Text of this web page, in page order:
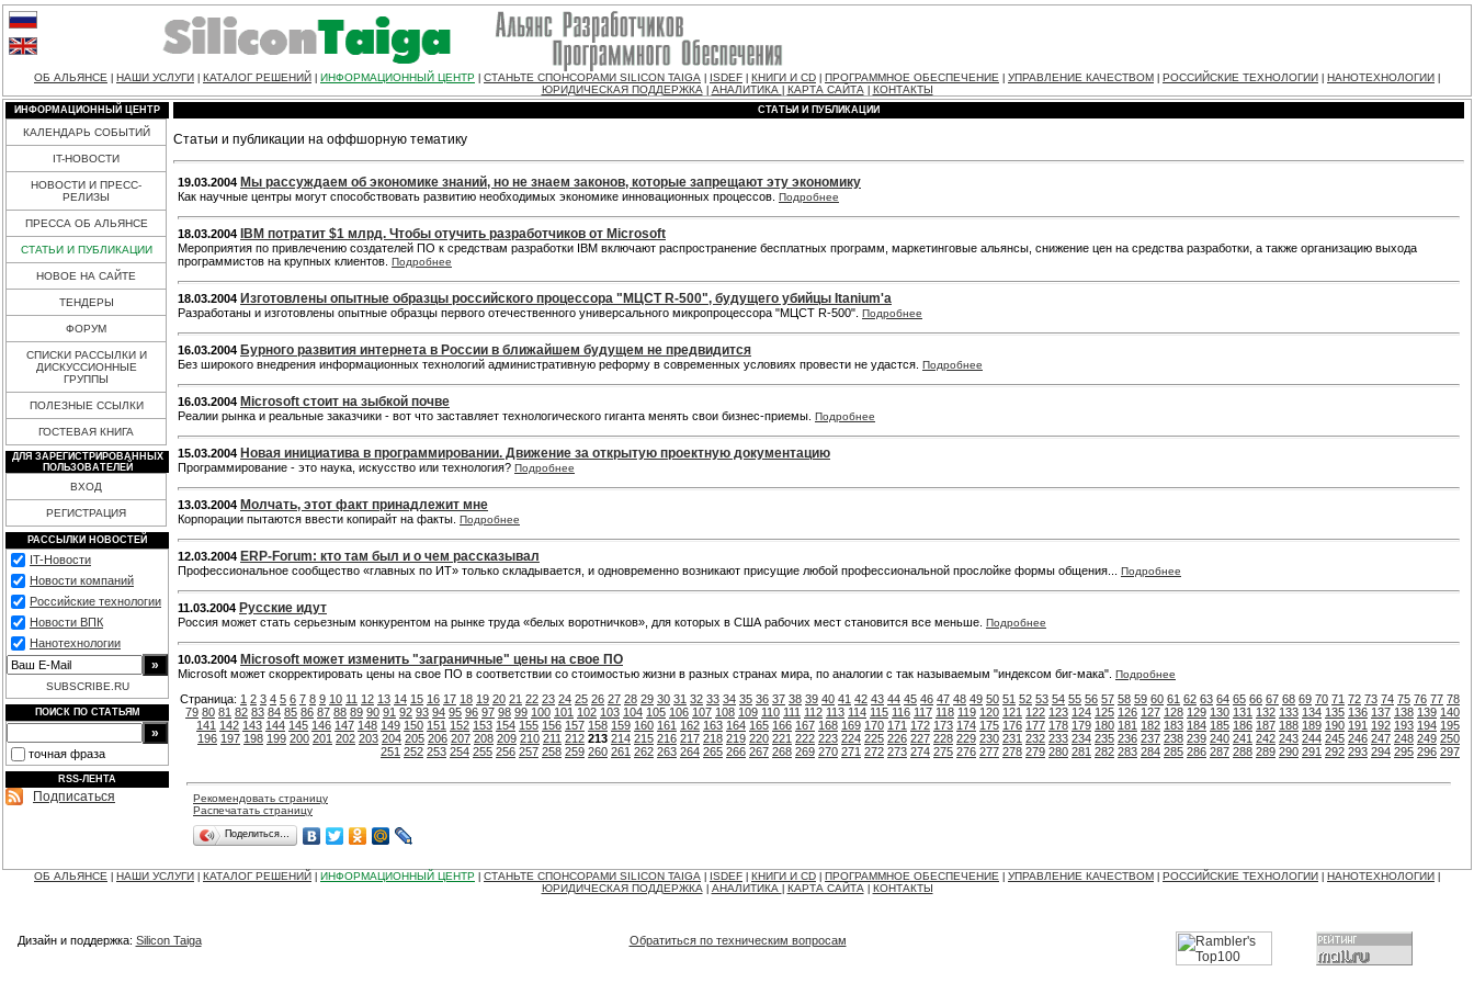
ОБ АЛЬЯНСЕ НАШИ УСЛУГИ КАТАЛОГ РЕШЕНИЙ ИНФОРМАЦИОННЫЙ ЦЕНТР СТАНЬТЕ СПОНСОРАМИ SILICON TAIGA ISDEF КНИГИ И CD ПРОГРАММНОЕ ОБЕСПЕЧЕНИЕ УПРАВЛЕНИЕ КАЧЕСТВОМ РОССИЙСКИЕ ТЕХНОЛОГИИ НАНОТЕХНОЛОГИИ
ЮРИДИЧЕСКАЯ ПОДДЕРЖКА| АНАЛИТИКА КАРТА САЙТА| КОНТАКТЫ
ИНФОРМАЦИОННЫЙ ЦЕНТР
КАЛЕНДАРЬ СОБЫТИЙ
IT-НОВОСТИ
НОВОСТИ И ПРЕСС-
РЕЛИЗЫ
ПРЕССА ОБ АЛЬЯНСЕ
СТАТЬИ И ПУБЛИКАЦИИ
НОВОЕ НА САЙТЕ
ТЕНДЕРЫ
ФОРУМ
СПИСКИ РАССЫЛКИ И
ДИСКУССИОННЫЕ
ГРУППЫ
ПОЛЕЗНЫЕ ССЫЛКИ
ГОСТЕВАЯ КНИГА
ДЛЯ ЗАРЕГИСТРИРОВАННЫХ
ПОЛЬЗОВАТЕЛЕЙ
ВХОД
РЕГИСТРАЦИЯ
РАССЫЛКИ НОВОСТЕЙ
IT-Новости
Новости компаний
Российские технологии
Новости ВПК
Нанотехнологии
SUBSCRIBE.RU
ПОИСК ПО СТАТЬЯМ
точная фраза
RSS-ЛЕНТА
Подписаться
СТАТЬИ И ПУБЛИКАЦИИ
Статьи и публикации на оффшорную тематику
19.03.2004 Мы рассуждаем об экономике знаний, но не знаем законов, которые запрещают эту экономику
Как научные центры могут способствовать развитию необходимых экономике инновационных процессов. Подробнее
18.03.2004 IBM потратит $1 млрд. Чтобы отучить разработчиков от Microsoft
Мероприятия по привлечению создателей ПО к средствам разработки IBM включают распространение бесплатных программ, маркетинговые альянсы, снижение цен на средства разработки, а также организацию выхода
программистов на крупных клиентов. Подробнее
18.03.2004 Изготовлены опытные образцы российского процессора "МЦСТ R-500", будущего убийцы Itanium'а
Разработаны и изготовлены опытные образцы первого отечественного универсального микропроцессора "МЦСТ R-500". Подробнее
16.03.2004 Бурного развития интернета в России в ближайшем будущем не предвидится
Без широкого внедрения информационных технологий административную реформу в современных условиях провести не удастся. Подробнее
16.03.2004 Microsoft стоит на зыбкой почве
Реалии рынка и реальные заказчики - вот что заставляет технологического гиганта менять свои бизнес-приемы. Подробнее
15.03.2004 Новая инициатива в программировании. Движение за открытую проектную документацию
Программирование - это наука, искусство или технология? Подробнее
13.03.2004 Молчать, этот факт принадлежит мне
Корпорации пытаются ввести копирайт на факты. Подробнее
12.03.2004 ERP-Forum: кто там был и о чем рассказывал
Профессиональное сообщество «главных по ИТ» только складывается, и одновременно возникают присущие любой профессиональной прослойке формы общения... Подробнее
11.03.2004 Русские идут
Россия может стать серьезным конкурентом на рынке труда «белых воротничков», для которых в США рабочих мест становится все меньше. Подробнее
10.03.2004 Microsoft может изменить "заграничные" цены на свое ПО
Microsoft может скорректировать цены на свое ПО в соответствии со стоимостью жизни в разных странах мира, по аналогии с так называемым "индексом биг-мака". Подробнее
Страница: 1 2 3 4 5 6 7 8 9 10 11 12 13 14 15 16 17 18 19 20 21 22 23 24 25 26 27 28 29 30 31 32 33 34 35 36 37 38 39 40 41 42 43 44 45 46 47 48 49 50 51 52 53 54 55 56 57 58 59 60 61 62 63 64 65 66 67 68 69 70 71 72 73 74 75 76 77 78
79 80 81 82 83 84 85 86 87 88 89 90 91 92 93 94 95 96 97 98 99 100 101 102 103 104 105 106 107 108 109 110 111 112 113 114 115 116 117 118 119 120 121 122 123 124 125 126 127 128 129 130 131 132 133 134 135 136 137 138 139 140
141 142 143 144 145 146 147 148 149 150 151 152 153 154 155 156 157 158 159 160 161 162 163 164 165 166 167 168 169 170 171 172 173 174 175 176 177 178 179 180 181 182 183 184 185 186 187 188 189 190 191 192 193 194 195
196 197 198 199 200 201 202 203 204 205 206 207 208 209 210 211 212 213 214 215 216 217 218 219 220 221 222 223 224 225 226 227 228 229 230 231 232 233 234 235 236 237 238 239 240 241 242 243 244 245 246 247 248 249 250
251 252 253 254 255 256 257 258 259 260 261 262 263 264 265 266 267 268 269 270 271 272 273 274 275 276 277 278 279 280 281 282 283 284 285 286 287 288 289 290 291 292 293 294 295 296 297
Рекомендовать страницу
Распечатать страницу
Поделиться…
ОБ АЛЬЯНСЕ НАШИ УСЛУГИ КАТАЛОГ РЕШЕНИЙ ИНФОРМАЦИОННЫЙ ЦЕНТР СТАНЬТЕ СПОНСОРАМИ SILICON TAIGA ISDEF КНИГИ И CD ПРОГРАММНОЕ ОБЕСПЕЧЕНИЕ УПРАВЛЕНИЕ КАЧЕСТВОМ РОССИЙСКИЕ ТЕХНОЛОГИИ НАНОТЕХНОЛОГИИ
ЮРИДИЧЕСКАЯ ПОДДЕРЖКА| АНАЛИТИКА КАРТА САЙТА| КОНТАКТЫ
Дизайн и поддержка: Silicon Taiga Обратиться по техническим вопросам